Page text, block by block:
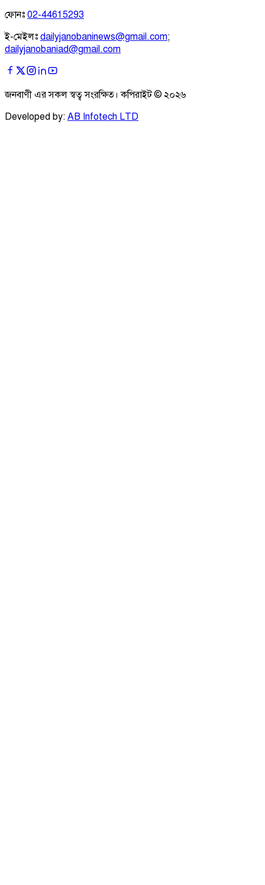
ফোনঃ 02-44615293
ই-মেইলঃ dailyjanobaninews@gmail.com;
dailyjanobaniad@gmail.com
জনবাণী এর সকল স্বত্ব সংরক্ষিত। কপিরাইট © ২০২৬
Developed by: AB Infotech LTD